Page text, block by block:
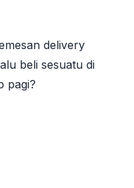
delivery
beli sesuatu di
pagi?